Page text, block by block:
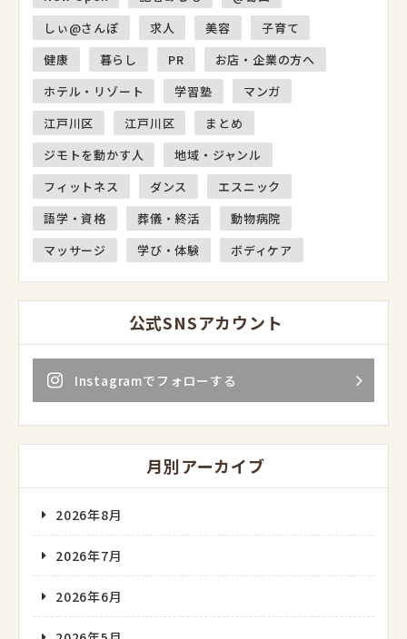
しぃ@さんぽ
求人 美容
子育て
健康
暮らし PR
お店・企業の方へ
ホテル・リゾート
学習塾
マンガ
江戸川区
江戸川区
まとめ
ジモトを動かす人
地域・ジャンル
フィットネス
ダンス
エスニック
語学・資格
葬儀・終活
動物病院
マッサージ
学び・体験 ボディケア
公式SNSアカウント
Instagramでフォローする
月別アーカイブ
2026年8月
2026年7月
2026年6月